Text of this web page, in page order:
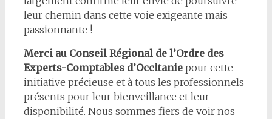
leur chemin dans cette voie exigeante mais
passionnante !
Merci au Conseil Régional de l’Ordre des
Experts-Comptables d’Occitaniepour cette
initiative précieuse et à tous les professionnels
présents pour leur bienveillance et leur
disponibilité. Nous sommes fiers de voir nos